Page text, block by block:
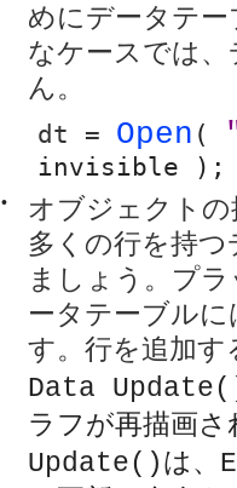
めにデータテ
なケースでは
ん。
dt = Open (
invisible );
•
オブジェクト
多くの行を持
ましょう。プ
ータテーブル
す。行を追加
Data
ラフが再描画
Update()は、